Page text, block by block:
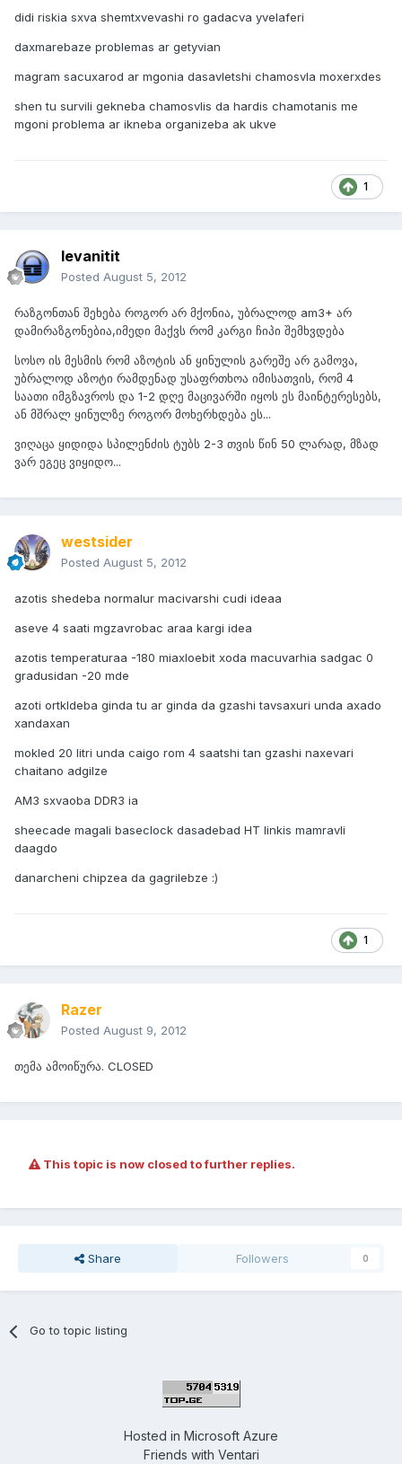
didi riskia sxva shemtxvevashi ro gadacva yvelaferi
daxmarebaze problemas ar getyvian
magram sacuxarod ar mgonia dasavletshi chamosvla moxerxdes
shen tu survili gekneba chamosvlis da hardis chamotanis me
mgoni problema ar ikneba organizeba ak ukve
1
levanitit
Posted August 5, 2012
რაზგონთან შეხება როგორ არ მქონია, უბრალოდ am3+ არ
დამირაზგონებია,იმედი მაქვს რომ კარგი ჩიპი შემხვდება
სოსო ის მესმის რომ აზოტის ან ყინულის გარეშე არ გამოვა,
უბრალოდ აზოტი რამდენად უსაფრთხოა იმისათვის, რომ 4
საათი იმგზავროს და 1-2 დღე მაცივარში იყოს ეს მაინტერესებს,
ან მშრალ ყინულზე როგორ მოხერხდება ეს...
ვიღაცა ყიდიდა სპილენძის ტუბს 2-3 თვის წინ 50 ლარად, მზად
ვარ ეგეც ვიყიდო...
westsider
Posted August 5, 2012
azotis shedeba normalur macivarshi cudi ideaa
aseve 4 saati mgzavrobac araa kargi idea
azotis temperaturaa -180 miaxloebit xoda macuvarhia sadgac 0
gradusidan -20 mde
azoti ortkldeba ginda tu ar ginda da gzashi tavsaxuri unda axado
xandaxan
mokled 20 litri unda caigo rom 4 saatshi tan gzashi naxevari
chaitano adgilze
AM3 sxvaoba DDR3 ia
sheecade magali baseclock dasadebad HT linkis mamravli
daagdo
danarcheni chipzea da gagrilebze :)
1
Razer
Posted August 9, 2012
თემა ამოიწურა. CLOSED
This topic is now closed to further replies.
Share Followers 0
Go to topic listing
Hosted in Microsoft Azure
Friends with Ventari